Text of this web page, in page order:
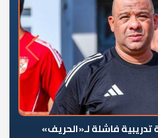
تدريبية فاشلة لـ«الحريف»